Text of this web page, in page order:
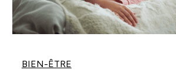
BIEN-ÊTRE